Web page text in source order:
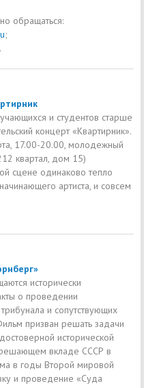
обращаться:
;
и студентов старше
концерт «Квартирник».
17.00-20.00, молодежный
квартал, дом 15)
сцене одинаково тепло
артиста, и совсем
исторически
о проведении
и сопутствующих
призван решать задачи
исторической
вкладе СССР в
в годы Второй мировой
и проведение «Суда